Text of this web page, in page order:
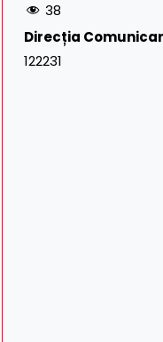
38
Direcția
122231